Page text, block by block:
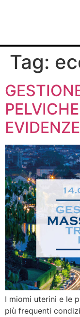
Tag:
EVIDENZE
I miomi uterini e le
più frequenti